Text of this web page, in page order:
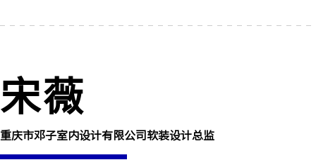
宋薇
重庆市邓子室内设计有限公司软装设计总监